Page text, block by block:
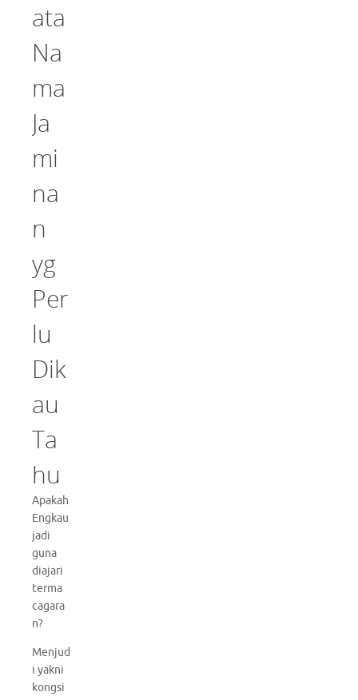
ata
Na
ma
Ja
mi
na
n
yg
Per
lu
Dik
au
Ta
hu
Apakah
Engkau
jadi
guna
diajari
terma
cagara
n?
Menjud
i yakni
kongsi